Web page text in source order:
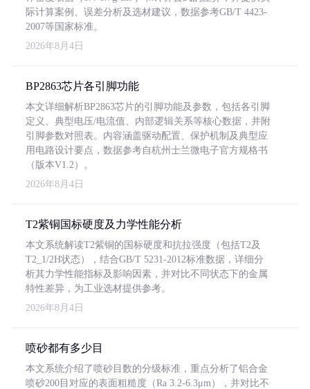
际计算案例、误差分析及选材建议，数据参考GB/T 4423-
2007等国家标准。
2026年8月4日
BP2863芯片各引脚功能
本文详细解析BP2863芯片的引脚功能及参数，包括各引脚
定义、典型电压/电流值、内部逻辑关系等核心数据，并附
引脚参数对照表。内容涵盖驱动配置、保护机制及典型应
用电路设计要点，数据参考自杭州士兰微电子官方规格书
（版本V1.2）。
2026年8月4日
T2紫铜国标硬度及力学性能分析
本文系统解读T2紫铜的国标硬度和抗拉强度（包括T2及
T2_1/2H状态），结合GB/T 5231-2012标准数据，详细分
析其力学性能指标及影响因素，并对比不同状态下的金属
特性差异，为工业选材提供参考。
2026年8月4日
喷砂都有多少目
本文系统介绍了喷砂目数的分级标准，重点分析了铝合金
喷砂200目对应的表面粗糙度（Ra 3.2-6.3μm），并对比不